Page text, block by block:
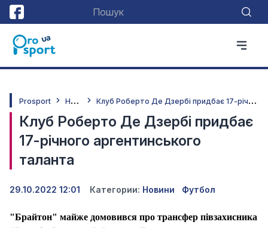
Prosport Н
овини К
луб Роберто Де Дзербі придбає 17-річного аргентинського таланта
Клуб Роберто Де Дзербі придбає
17-річного аргентинського
таланта
29.10.2022 12:01 Категории: Новини Футбол
"Брайтон" майже домовився про трансфер півзахисника